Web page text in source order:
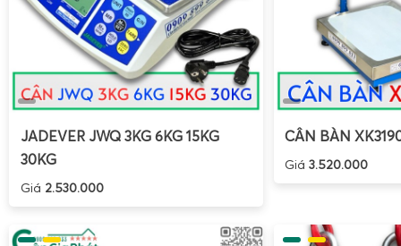
JADEVER JWQ 3KG 6KG 15KG
30KG
Giá 2.530.000
CÂN BÀN
Giá3.520.000